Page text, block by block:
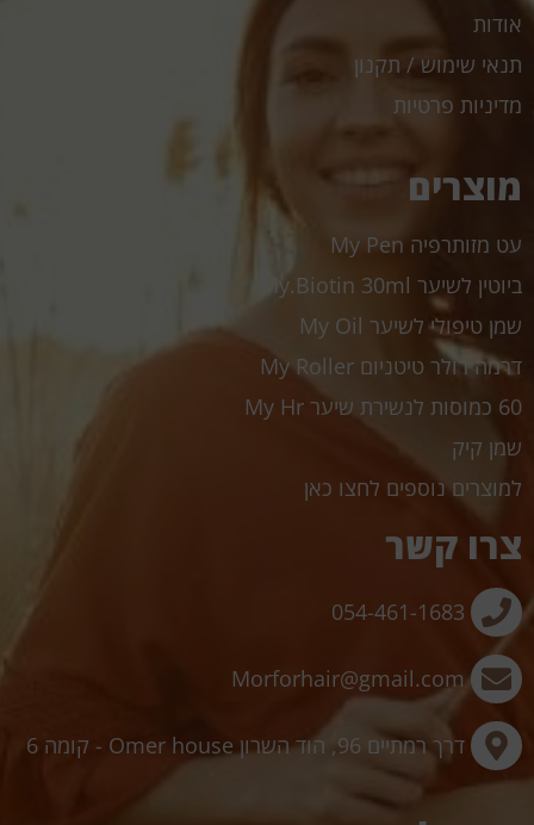
אודות
תנאי שימוש / תקנון
מדיניות פרטיות
מוצרים
עט מזותרפיה My Pen
ביוטין לשיער My.Biotin 30ml
שמן טיפולי לשיער My Oil
דרמה רולר טיטניום My Roller
60 כמוסות לנשירת שיער My Hr
שמן קיק
למוצרים נוספים לחצו כאן
צרו קשר
054-461-1683
Morforhair@gmail.com
דרך רמתיים 96, הוד השרון Omer house - קומה 6